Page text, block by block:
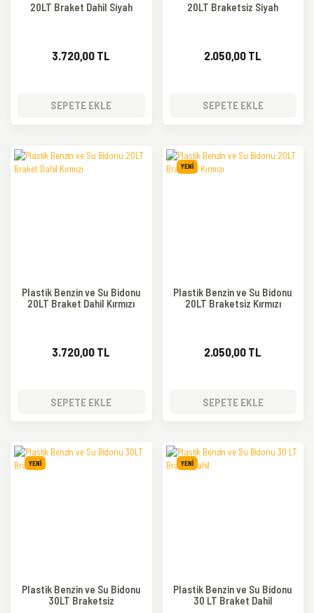
20LT Braket Dahil Siyah
3.720,00 TL
SEPETE EKLE
20LT Braketsiz Siyah
2.050,00 TL
SEPETE EKLE
Plastik Benzin ve Su Bidonu
20LT Braket Dahil Kırmızı
3.720,00 TL
SEPETE EKLE
YENİ
Plastik Benzin ve Su Bidonu
20LT Braketsiz Kırmızı
2.050,00 TL
SEPETE EKLE
YENİ
Plastik Benzin ve Su Bidonu
30LT Braketsiz
YENİ
Plastik Benzin ve Su Bidonu
30 LT Braket Dahil